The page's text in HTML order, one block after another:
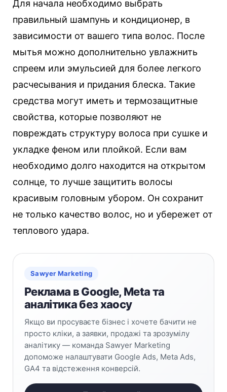
Для начала необходимо выбрать
правильный шампунь и кондиционер, в
зависимости от вашего типа волос. После
мытья можно дополнительно увлажнить
спреем или эмульсией для более легкого
расчесывания и придания блеска. Такие
средства могут иметь и термозащитные
свойства, которые позволяют не
повреждать структуру волоса при сушке и
укладке феном или плойкой. Если вам
необходимо долго находится на открытом
солнце, то лучше защитить волосы
красивым головным убором. Он сохранит
не только качество волос, но и убережет от
теплового удара.
Sawyer Marketing
Реклама в Google, Meta та
аналітика без хаосу
Якщо ви просуваєте бізнес і хочете бачити не
просто кліки, а заявки, продажі та зрозумілу
аналітику — команда Sawyer Marketing
допоможе налаштувати Google Ads, Meta Ads,
GA4 та відстеження конверсій.